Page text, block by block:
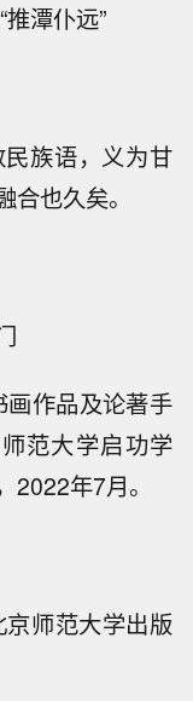
潭仆远”
族语，义为甘
也久矣。
作品及论著手
范大学启功学
年7月。
京师范大学出版